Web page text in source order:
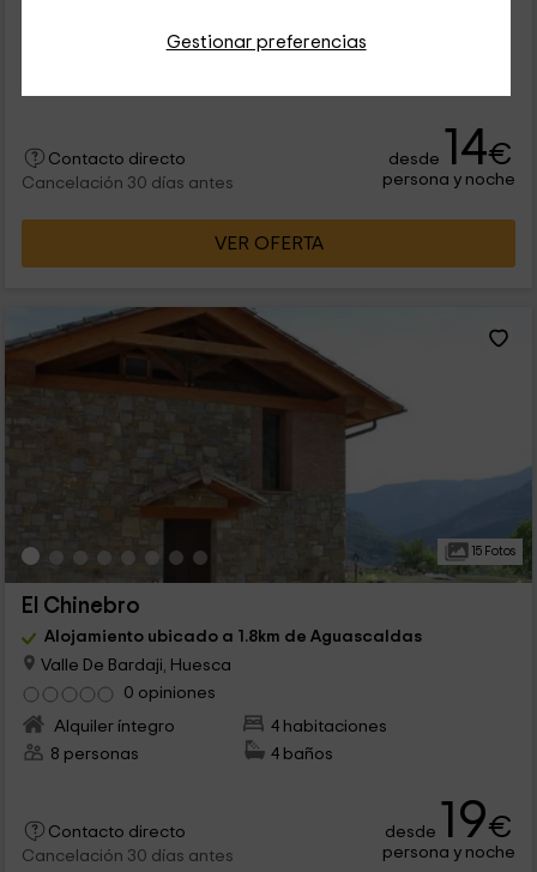
Gestionar preferencias
Alquiler íntegro
8 habitaciones
Contacto directo
Cancelación 30 días antes
desde 14€
persona y noche
VER OFERTA
15 Fotos
El Chinebro
Alojamiento ubicado a 1.8km de Aguascaldas
Valle De Bardaji, Huesca
0 opiniones
Alquiler íntegro
4 habitaciones
8 personas
4 baños
Contacto directo
Cancelación 30 días antes
desde 19€
persona y noche